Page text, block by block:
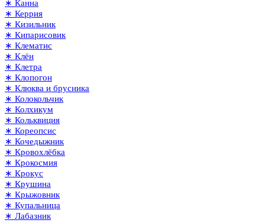
∗ Канна
∗ Керрия
∗ Кизильник
∗ Кипарисовик
∗ Клематис
∗ Клён
∗ Клетра
∗ Клопогон
∗ Клюква и брусника
∗ Колокольчик
∗ Колхикум
∗ Кольквиция
∗ Кореопсис
∗ Кочедыжник
∗ Кровохлёбка
∗ Крокосмия
∗ Крокус
∗ Крушина
∗ Крыжовник
∗ Купальница
∗ Лабазник